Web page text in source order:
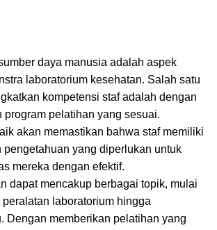
daya manusia adalah aspek
laboratorium kesehatan. Salah satu
kompetensi staf adalah dengan
program pelatihan yang sesuai.
akan memastikan bahwa staf memiliki
pengetahuan yang diperlukan untuk
mereka dengan efektif.
dapat mencakup berbagai topik, mulai
laboratorium hingga
Dengan memberikan pelatihan yang